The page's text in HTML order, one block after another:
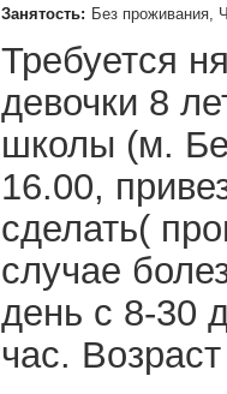
Занятость: Без проживания,
Требуется
девочки 8
школы (м.
16.00,
сделать(
случае
день с 8-30
час.